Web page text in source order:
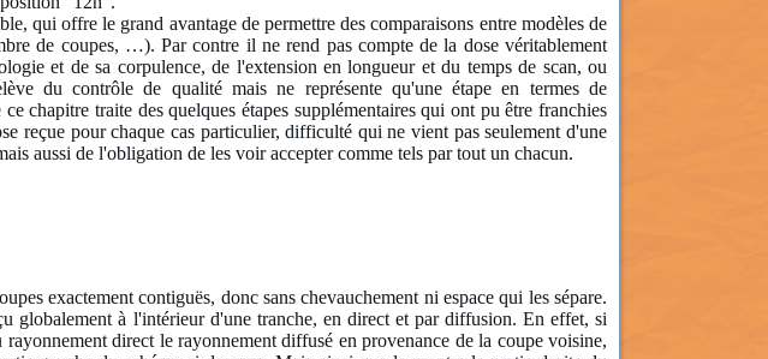
qui offre le grand avantage de permettre des comparaisons entre modèles de
de coupes, …). Par contre il ne rend pas compte de la dose véritablement
et de sa corpulence, de l'extension en longueur et du temps de scan, ou
du contrôle de qualité mais ne représente qu'une étape en termes de
chapitre traite des quelques étapes supplémentaires qui ont pu être franchies
reçue pour chaque cas particulier, difficulté qui ne vient pas seulement d'une
aussi de l'obligation de les voir accepter comme tels par tout un chacun.
exactement contiguës, donc sans chevauchement ni espace qui les sépare.
globalement à l'intérieur d'une tranche, en direct et par diffusion. En effet, si
direct le rayonnement diffusé en provenance de la coupe voisine,